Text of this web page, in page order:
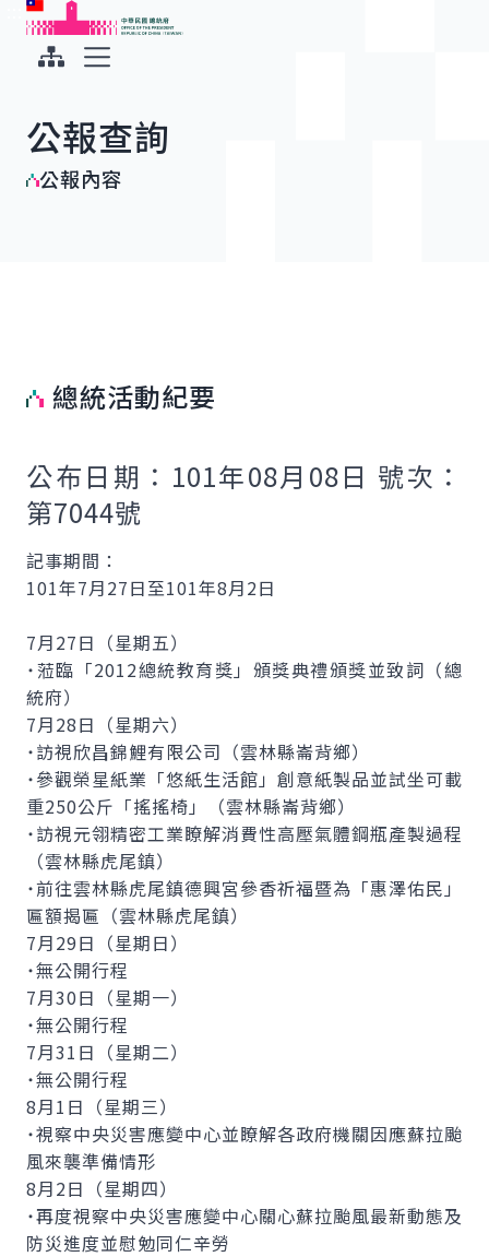
跳到主要內容
中華民國總統府
公報查詢
公報內容
總統活動紀要
公布日期：101年08月08日 號次：
第7044號
記事期間：
101年7月27日至101年8月2日
7月27日（星期五）
˙蒞臨「2012總統教育獎」頒獎典禮頒獎並致詞（總
統府）
7月28日（星期六）
˙訪視欣昌錦鯉有限公司（雲林縣崙背鄉）
˙參觀榮星紙業「悠紙生活館」創意紙製品並試坐可載
重250公斤「搖搖椅」（雲林縣崙背鄉）
˙訪視元翎精密工業瞭解消費性高壓氣體鋼瓶產製過程
（雲林縣虎尾鎮）
˙前往雲林縣虎尾鎮德興宮參香祈福暨為「惠澤佑民」
匾額揭匾（雲林縣虎尾鎮）
7月29日（星期日）
˙無公開行程
7月30日（星期一）
˙無公開行程
7月31日（星期二）
˙無公開行程
8月1日（星期三）
˙視察中央災害應變中心並瞭解各政府機關因應蘇拉颱
風來襲準備情形
8月2日（星期四）
˙再度視察中央災害應變中心關心蘇拉颱風最新動態及
防災進度並慰勉同仁辛勞